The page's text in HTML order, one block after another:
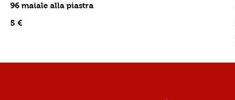
96 maiale alla piastra
5 €